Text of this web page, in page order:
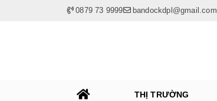
0879 73 9999 bandockdpl@gmail.com
THỊ TRƯỜNG